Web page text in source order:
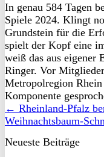
In genau 584 Tagen
Spiele 2024. Klingt
Grundstein für die
spielt der Kopf eine
weiß das aus eigener
Ringer. Vor
Metropolregion
Komponente
← Rheinland-Pfalz
Weihnachtsbaum-
Neueste Beiträge